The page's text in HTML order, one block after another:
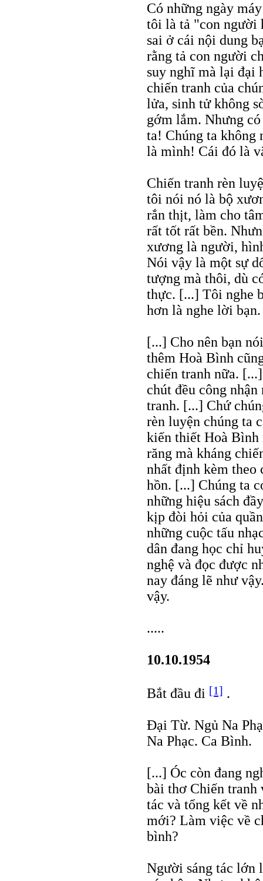
Có những ngày
tôi là tả "con người
sai ở cái nội dung
rằng tả con người
suy nghĩ mà lại đại
chiến tranh của
lửa, sinh tử không
gớm lắm. Nhưng
ta! Chúng ta không
là mình! Cái đó là
Chiến tranh rèn
tôi nói nó là bộ
rắn thịt, làm cho
rất tốt rất bền.
xương là người,
Nói vậy là một sự
tượng mà thôi, dù
thực. [...] Tôi nghe
hơn là nghe lời bạn.
[...] Cho nên bạn
thêm Hoà Bình
chiến tranh nữa.
chút đều công
tranh. [...] Chứ
rèn luyện chúng ta
kiến thiết Hoà Bình
răng mà kháng
nhất định kèm theo
hồn. [...] Chúng ta
những hiệu sách
kịp đòi hỏi của
những cuộc tấu
dân đang học chỉ
nghệ và đọc được
nay đáng lẽ như
vậy.
.....
10.10.1954
Bắt đầu đi [1] .
Ðại Từ. Ngủ Na
Na Phạc. Ca Bình.
[...] Óc còn đang
bài thơ Chiến tranh
tác và tổng kết về
mới? Làm việc về
bình?
Người sáng tác lớn